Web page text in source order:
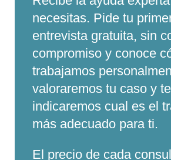
necesitas. Pide tu
entrevista gratuita, sin
compromiso y conoce
trabajamos
valoraremos tu caso y te
indicaremos cual es el
más adecuado para ti.
El precio de cada